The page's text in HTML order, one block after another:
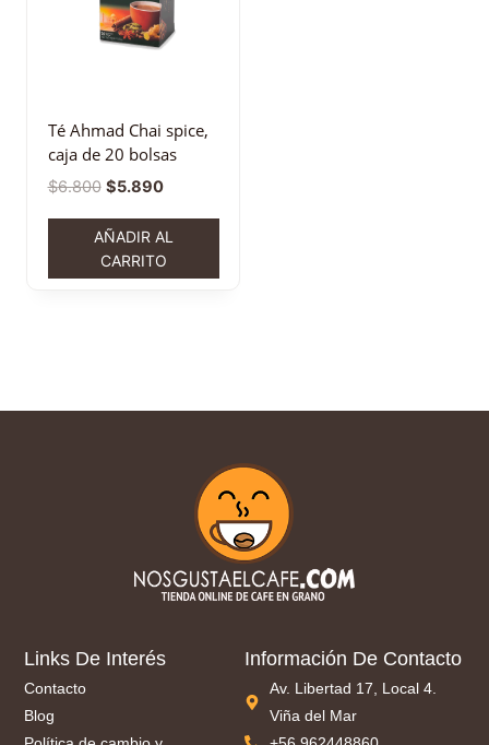
Té Ahmad Chai spice,
caja de 20 bolsas
$6.800 $5.890
AÑADIR AL
CARRITO
Links De Interés
Contacto
Blog
Información De Contacto
Av. Libertad 17, Local 4.
Viña del Mar